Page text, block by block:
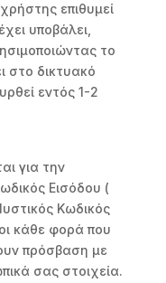
επιθυμεί
υποβάλει,
το
στο δικτυακό
εντός 1-2
για την
Εισόδου (
Κωδικός
κάθε φορά που
πρόσβαση με
σας στοιχεία.